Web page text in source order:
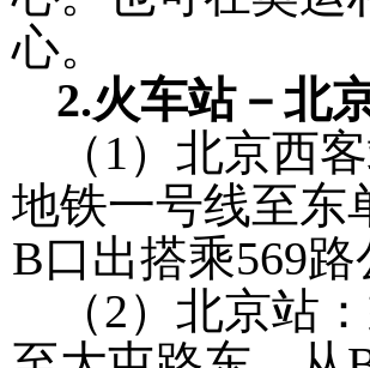
心。
2.火车站－北
（ 1 ）北京西
地铁一号线至东
B口出搭乘569路
（2）北京站